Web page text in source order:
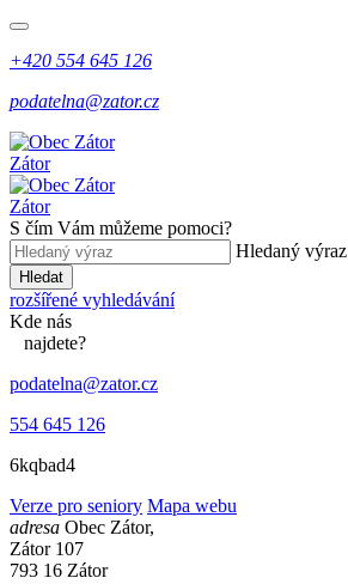
+420 554 645 126
podatelna@zator.cz
Zátor
Zátor
S čím Vám můžeme pomoci?
Hledaný výraz
Hledat
rozšířené vyhledávání
Kde nás
najdete?
podatelna@zator.cz
554 645 126
6kqbad4
Verze pro seniory Mapa webu
adresa Obec Zátor,
Zátor 107
793 16 Zátor